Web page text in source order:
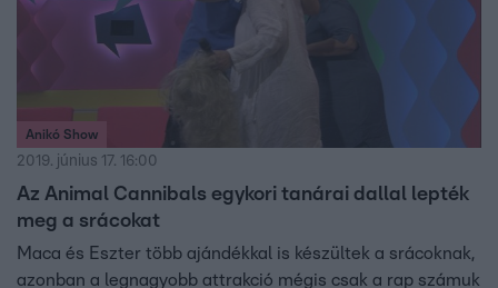
Anikó Show
2019. június 17. 16:00
Az Animal Cannibals egykori tanárai dallal lepték
meg a srácokat
Maca és Eszter több ajándékkal is készültek a srácoknak,
azonban a legnagyobb attrakció mégis csak a rap számuk